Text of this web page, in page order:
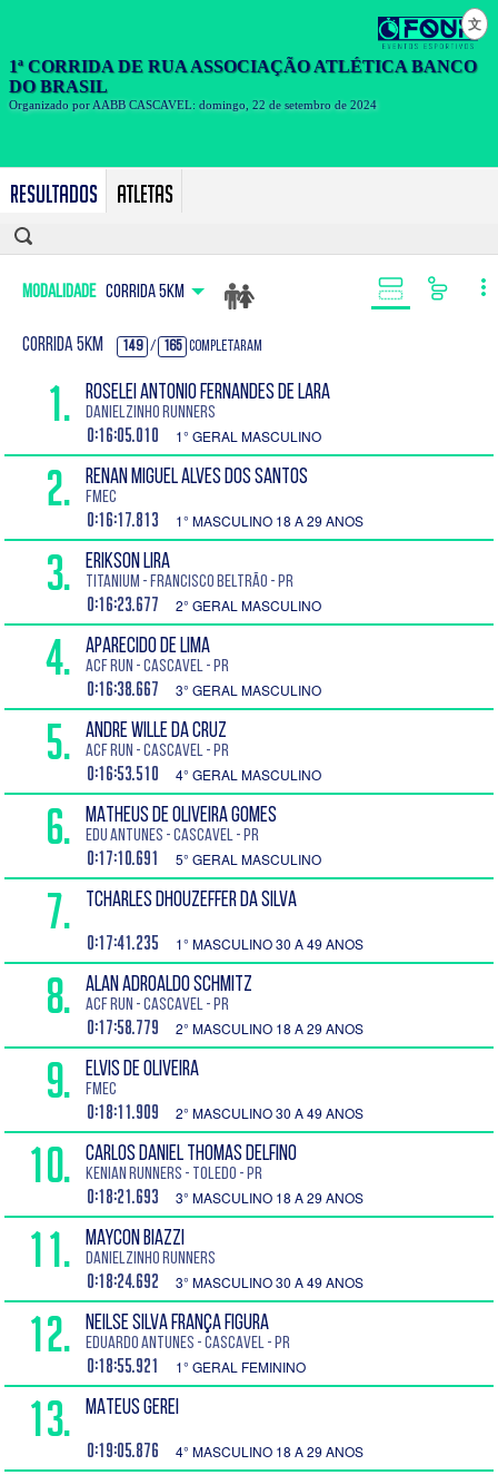
Resultados Atletas
文
Modalidade CORRIDA 5KM
CORRIDA 5KM 149 / 165 Completaram
1. ROSELEI ANTONIO FERNANDES DE LARA
Danielzinho runners
0:16:05.010 1° GERAL MASCULINO
2. RENAN MIGUEL ALVES DOS SANTOS
FMEC
0:16:17.813 1° MASCULINO 18 A 29 ANOS
3. ERIKSON LIRA
TITANIUM - Francisco Beltrão - PR
0:16:23.677 2° GERAL MASCULINO
4. APARECIDO DE LIMA
ACF run - Cascavel - PR
0:16:38.667 3° GERAL MASCULINO
5. ANDRE WILLE DA CRUZ
ACF run - Cascavel - PR
0:16:53.510 4° GERAL MASCULINO
6. MATHEUS DE OLIVEIRA GOMES
Edu Antunes - Cascavel - PR
0:17:10.691 5° GERAL MASCULINO
7. TCHARLES DHOUZEFFER DA SILVA
0:17:41.235 1° MASCULINO 30 A 49 ANOS
8. ALAN ADROALDO SCHMITZ
ACF run - Cascavel - PR
0:17:58.779 2° MASCULINO 18 A 29 ANOS
9. ELVIS DE OLIVEIRA
FMEC
0:18:11.909 2° MASCULINO 30 A 49 ANOS
10. CARLOS DANIEL THOMAS DELFINO
Kenian Runners - Toledo - PR
0:18:21.693 3° MASCULINO 18 A 29 ANOS
11. MAYCON BIAZZI
Danielzinho runners
0:18:24.692 3° MASCULINO 30 A 49 ANOS
12. NEILSE SILVA FRANÇA FIGURA
EDUARDO ANTUNES - Cascavel - PR
0:18:55.921 1° GERAL FEMININO
13. MATEUS GEREI
0:19:05.876 4° MASCULINO 18 A 29 ANOS